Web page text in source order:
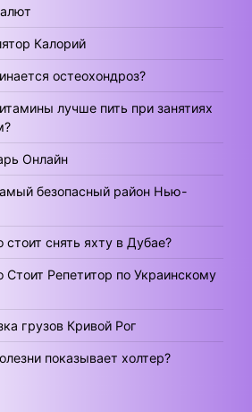
Калорий
остеохондроз?
лучше пить при занятиях
Онлайн
безопасный район Нью-
стоит снять яхту в Дубае?
Стоит Репетитор по Украинскому
грузов Кривой Рог
показывает холтер?